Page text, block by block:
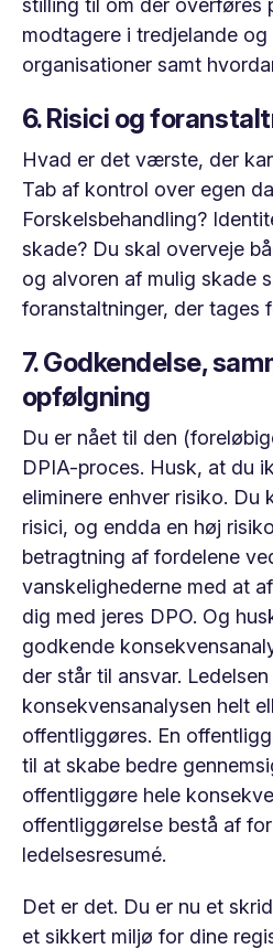
stilling til om der overføres
modtagere i tredjelande
organisationer samt
6. Risici og
Hvad er det værste, der
Tab af kontrol over egen
Forskelsbehandling?
skade? Du skal overveje
og alvoren af mulig skade
foranstaltninger, der tages
7. Godkendelse,
opfølgning
Du er nået til den
DPIA-proces. Husk, at du
eliminere enhver risiko. Du
risici, og endda en høj
betragtning af fordelene
vanskelighederne med at
dig med jeres DPO. Og
godkende
der står til ansvar.
konsekvensanalysen helt
offentliggøres. En
til at skabe bedre
offentliggøre hele
offentliggørelse bestå af
ledelsesresumé.
Det er det. Du er nu et
et sikkert miljø for dine